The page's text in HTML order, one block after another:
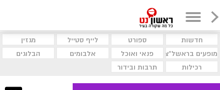
חדשות ספורט לייף סטייל
מגזין
מופעים בראשל"צ
פנאי ואוכל אלבומים
הבלוגים
רכילות
תרבות ובידור